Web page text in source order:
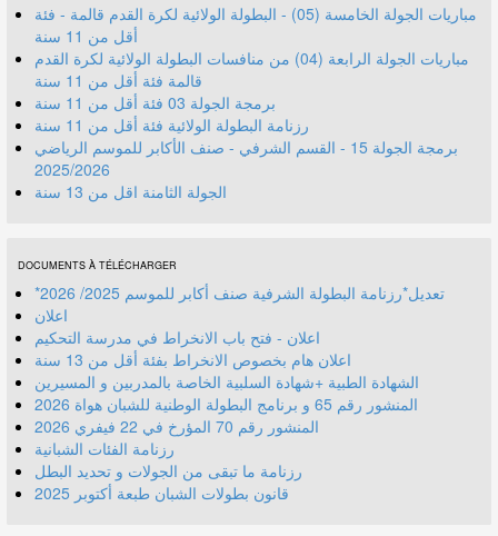
مباريات الجولة الخامسة (05) - البطولة الولائية لكرة القدم قالمة - فئة
أقل من 11 سنة
مباريات الجولة الرابعة (04) من منافسات البطولة الولائية لكرة القدم
قالمة فئة أقل من 11 سنة
برمجة الجولة 03 فئة أقل من 11 سنة
رزنامة البطولة الولائية فئة أقل من 11 سنة
برمجة الجولة 15 - القسم الشرفي - صنف الأكابر للموسم الرياضي
2025/2026
الجولة الثامنة اقل من 13 سنة
DOCUMENTS À TÉLÉCHARGER
*تعديل*رزنامة البطولة الشرفية صنف أكابر للموسم 2025/ 2026
اعلان
اعلان - فتح باب الانخراط في مدرسة التحكيم
اعلان هام بخصوص الانخراط بفئة أقل من 13 سنة
الشهادة الطبية +شهادة السلبية الخاصة بالمدربين و المسيرين
المنشور رقم 70 المؤرخ في 22 فيفري 2026
رزنامة الفئات الشبانية
رزنامة ما تبقى من الجولات و تحديد البطل
قانون بطولات الشبان طبعة أكتوبر 2025